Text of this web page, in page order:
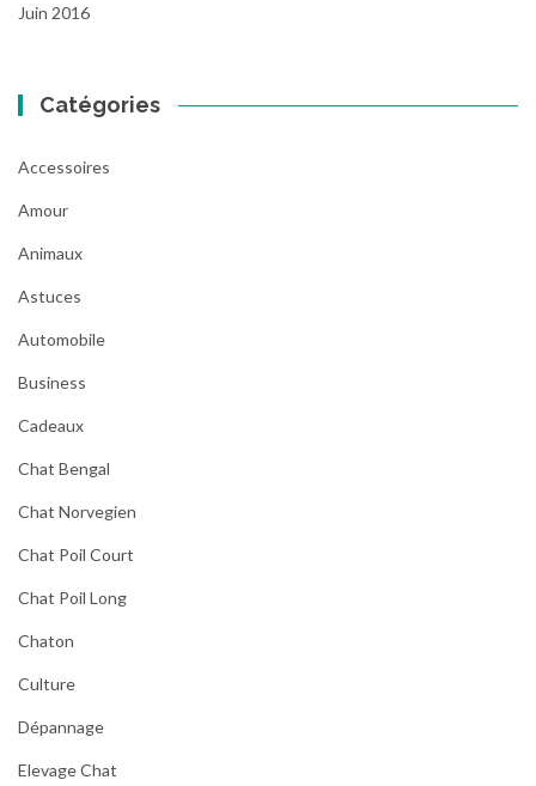
Juin 2016
Catégories
Accessoires
Amour
Animaux
Astuces
Automobile
Business
Cadeaux
Chat Bengal
Chat Norvegien
Chat Poil Court
Chat Poil Long
Chaton
Culture
Dépannage
Elevage Chat